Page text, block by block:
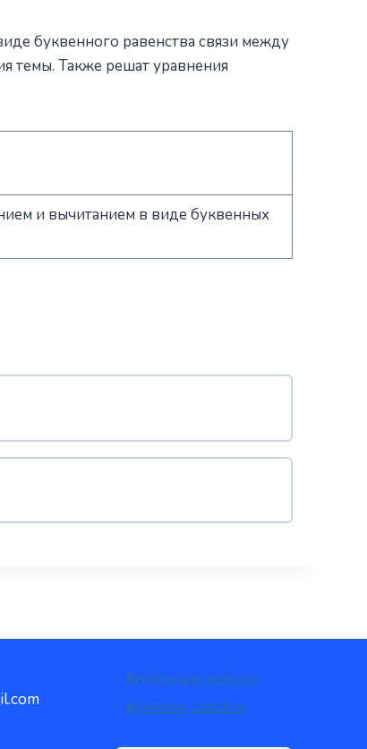
буквенного равенства связи между
темы. Также решат уравнения
и вычитанием в виде буквенных
Қолданушы келісімі
Құпиялық саясаты